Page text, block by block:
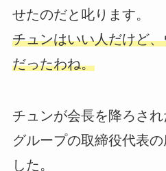
せたのだと叱ります。
チュンはいい人だけど
だったわね。
チュンが会長を降ろさ
グループの取締役代表
した。